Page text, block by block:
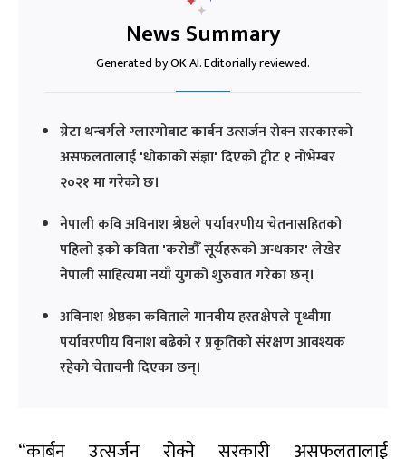
News Summary
Generated by OK AI. Editorially reviewed.
ग्रेटा थन्बर्गले ग्लास्गोबाट कार्बन उत्सर्जन रोक्न सरकारको
असफलतालाई 'धोकाको संज्ञा' दिएको ट्वीट १ नोभेम्बर
२०२१ मा गरेको छ।
नेपाली कवि अविनाश श्रेष्ठले पर्यावरणीय चेतनासहितको
पहिलो इको कविता 'करोडौँ सूर्यहरूको अन्धकार' लेखेर
नेपाली साहित्यमा नयाँ युगको शुरुवात गरेका छन्।
अविनाश श्रेष्ठका कविताले मानवीय हस्तक्षेपले पृथ्वीमा
पर्यावरणीय विनाश बढेको र प्रकृतिको संरक्षण आवश्यक
रहेको चेतावनी दिएका छन्।
“कार्बन उत्सर्जन रोक्ने सरकारी असफलतालाई